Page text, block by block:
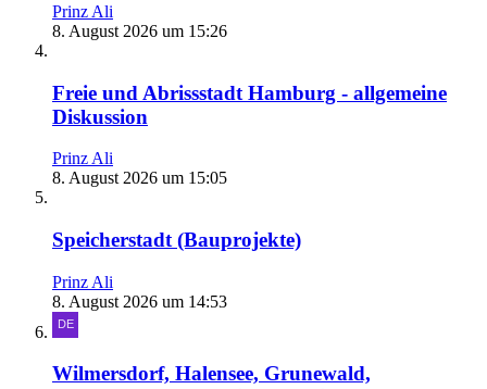
Prinz Ali
8. August 2026 um 15:26
Freie und Abrissstadt Hamburg - allgemeine
Diskussion
Prinz Ali
8. August 2026 um 15:05
Speicherstadt (Bauprojekte)
Prinz Ali
8. August 2026 um 14:53
Wilmersdorf, Halensee, Grunewald,